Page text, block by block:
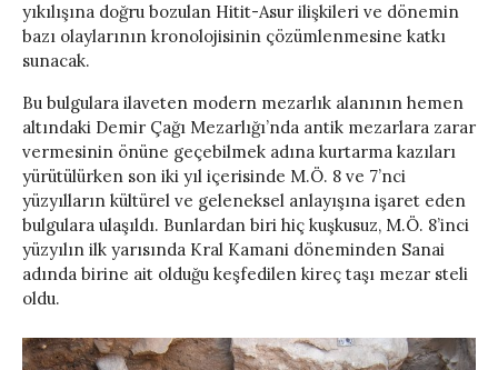
yıkılışına doğru bozulan Hitit-Asur ilişkileri ve dönemin
bazı olaylarının kronolojisinin çözümlenmesine katkı
sunacak.
Bu bulgulara ilaveten modern mezarlık alanının hemen
altındaki Demir Çağı Mezarlığı’nda antik mezarlara zarar
vermesinin önüne geçebilmek adına kurtarma kazıları
yürütülürken son iki yıl içerisinde M.Ö. 8 ve 7’nci
yüzyılların kültürel ve geleneksel anlayışına işaret eden
bulgulara ulaşıldı. Bunlardan biri hiç kuşkusuz, M.Ö. 8’inci
yüzyılın ilk yarısında Kral Kamani döneminden Sanai
adında birine ait olduğu keşfedilen kireç taşı mezar steli
oldu.